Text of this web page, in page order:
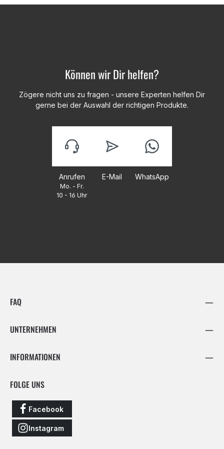
Können wir Dir helfen?
Zögere nicht uns zu fragen - unsere Experten helfen Dir
gerne bei der Auswahl der richtigen Produkte.
Anrufen
Mo. - Fr.
10 - 16 Uhr
E-Mail WhatsApp
FAQ
UNTERNEHMEN
INFORMATIONEN
FOLGE UNS
Facebook
Instagram